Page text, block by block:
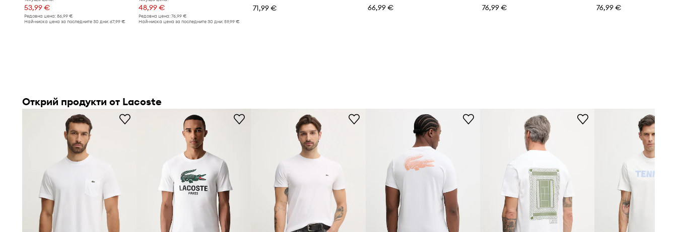
53,99 €
Редовна цена: 86,99 €
Най-ниска цена за последните 30 дни: 67,99 €
48,99 €
Редовна цена:76,99 €
Най-ниска цена за последните 30 дни:59,99 €
71,99 € 66,99 € 76,99 € 76,99 €
Открий продукти от Lacoste